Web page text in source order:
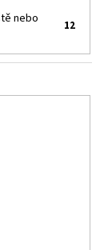
nebo
12